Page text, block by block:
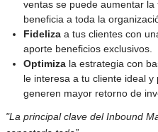
ventas se puede aumentar
beneficia a toda la
Fideliza a tus clientes con
aporte beneficios exclusivos.
Optimiza la estrategia con
le interesa a tu cliente ideal
generen mayor retorno de
"La principal clave del Inbound